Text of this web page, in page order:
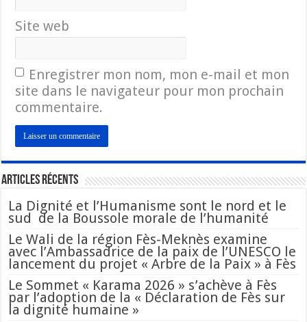
Site web
Enregistrer mon nom, mon e-mail et mon
site dans le navigateur pour mon prochain
commentaire.
Articles Récents
La Dignité et l’Humanisme sont le nord et le
sud de la Boussole morale de l’humanité
Le Wali de la région Fès-Meknès examine
avec l’Ambassadrice de la paix de l’UNESCO le
lancement du projet « Arbre de la Paix » à Fès
Le Sommet « Karama 2026 » s’achève à Fès
par l’adoption de la « Déclaration de Fès sur
la dignité humaine »